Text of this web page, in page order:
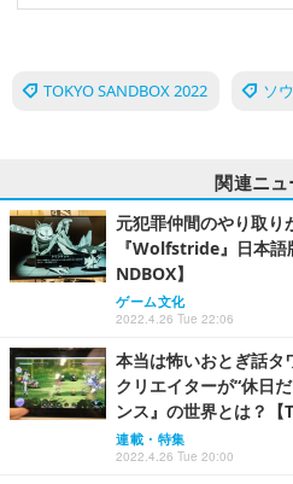
TOKYO SANDBOX 2022 ソ
関連ニュ
元犯罪仲間のやり取り
『Wolfstride』日本語
NDBOX】
ゲーム文化
2022.4.26 Tue 22:06
本当は怖いおとぎ話
クリエイターが“休日
ンス』の世界とは？【
連載・特集
2022.4.26 Tue 20:00